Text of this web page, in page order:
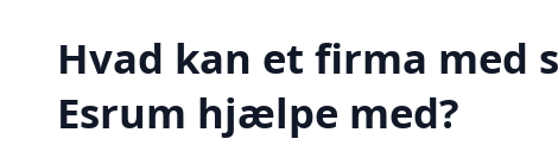
Hvad kan et firma med
Esrum hjælpe med?